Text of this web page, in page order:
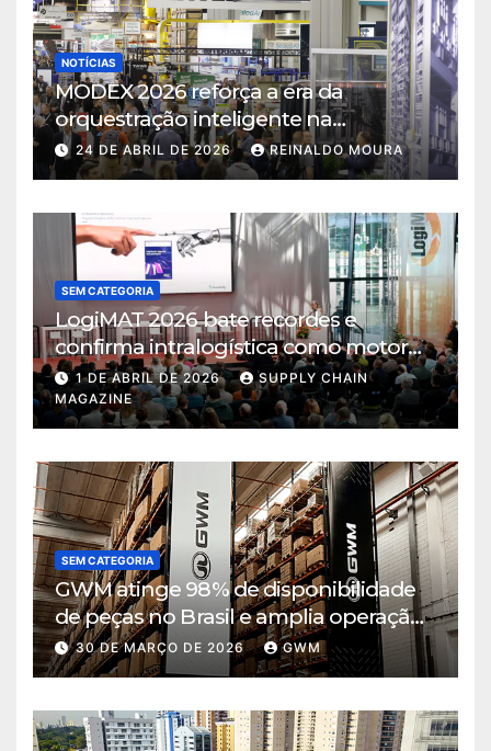
NOTÍCIAS
MODEX 2026 reforça a era da
orquestração inteligente na
intralogística
24 DE ABRIL DE 2026 REINALDO MOURA
SEM CATEGORIA
LogiMAT 2026 bate recordes e
confirma intralogística como motor
de decisão em tempos de incerteza
1 DE ABRIL DE 2026
SUPPLY CHAIN
MAGAZINE
SEM CATEGORIA
GWM atinge 98% de disponibilidade
de peças no Brasil e amplia operação
logística em Cajamar
30 DE MARÇO DE 2026 GWM